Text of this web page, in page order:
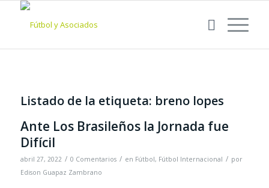
Listado de la etiqueta: breno lopes
Ante Los Brasileños la Jornada fue
Difícil
abril 27, 2022 / 0 Comentarios / en Fútbol, Fútbol Internacional / por
Edison Guapaz Zambrano